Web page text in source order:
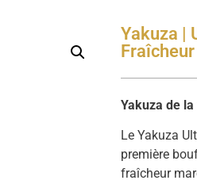
Yakuza |
Fraîcheur
Yakuza de
Le Yakuza
première
fraîcheur